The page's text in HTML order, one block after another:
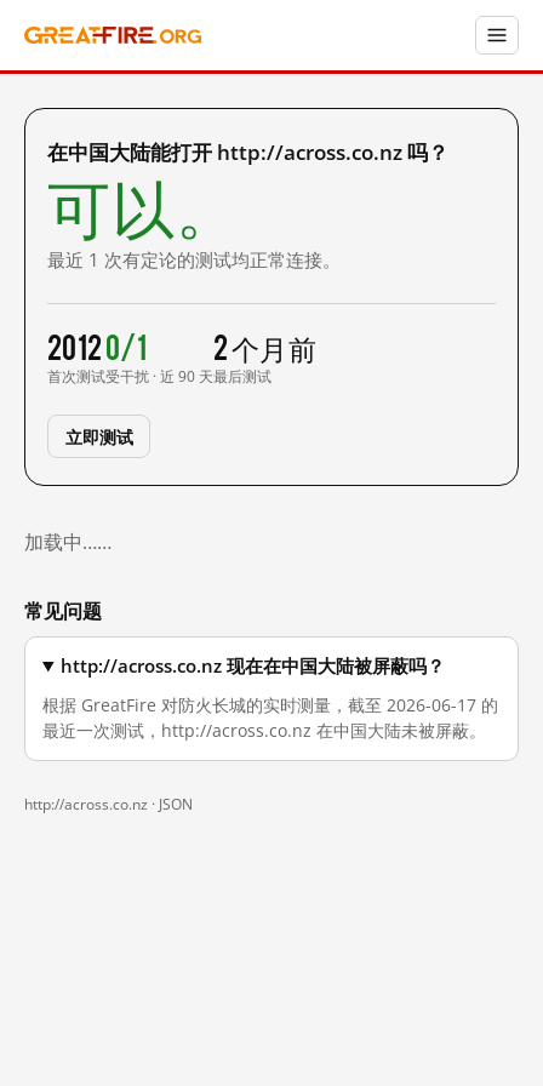
在中国大陆能打开 http://across.co.nz 吗？
可以。
最近 1 次有定论的测试均正常连接。
2012
首次测试
0/1
受干扰 · 近 90 天
2 个月前
最后测试
立即测试
加载中……
常见问题
http://across.co.nz 现在在中国大陆被屏蔽吗？
根据 GreatFire 对防火长城的实时测量，截至 2026-06-17 的
最近一次测试，http://across.co.nz 在中国大陆未被屏蔽。
http://across.co.nz · JSON